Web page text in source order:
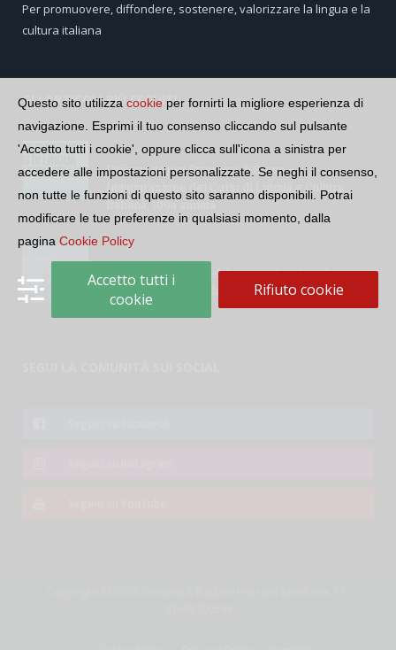
Per promuovere, diffondere, sostenere, valorizzare la lingua e la
cultura italiana
GLI ARTICOLI PIÙ SEGUITI
Università per Stranieri di Siena –
Inaugurazione dei Corsi di Lingua e Cultura
Italiana, 109a annata
“Le parole del mare”: la serie di video ideata
dall’Accademia della Crusca e dalla Lega Navale
italiana
Questo sito utilizza cookie per fornirti la migliore esperienza di
navigazione. Esprimi il tuo consenso cliccando sul pulsante
'Accetto tutti i cookie', oppure clicca sull'icona a sinistra per
accedere alle impostazioni personalizzate. Se neghi il consenso,
non tutte le funzioni di questo sito saranno disponibili. Potrai
modificare le tue preferenze in qualsiasi momento, dalla
pagina Cookie Policy
Accetto tutti i
cookie
Rifiuto cookie